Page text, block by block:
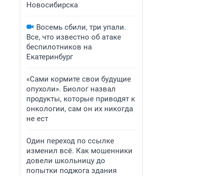
Новосибирска
Восемь сбили, три упали.
Все, что известно об атаке
беспилотников на
Екатеринбург
«Сами кормите свои будущие
опухоли». Биолог назвал
продукты, которые приводят к
онкологии, сам он их никогда
не ест
Один переход по ссылке
изменил всё. Как мошенники
довели школьницу до
попытки поджога здания